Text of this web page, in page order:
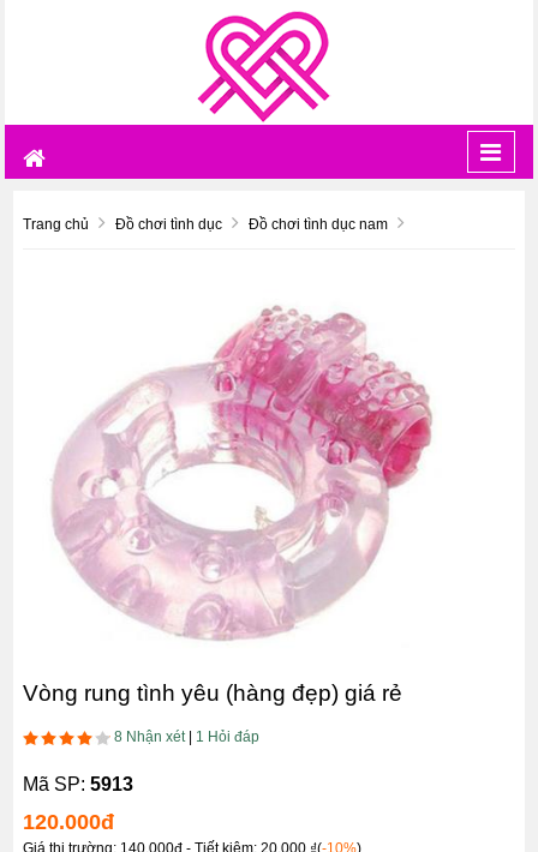
Trang chủ Đồ chơi tình dục Đồ chơi tình dục nam
Vòng rung tình yêu (hàng đẹp) giá rẻ
8 Nhận xét 1 Hỏi đáp
Mã SP:5913
120.000đ